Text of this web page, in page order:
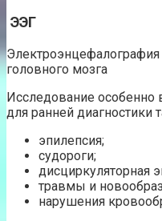
ЭЭГ
головного мозга
Исследование особенно
для ранней диагностики
эпилепсия;
судороги;
дисциркуляторная
травмы и
нарушения